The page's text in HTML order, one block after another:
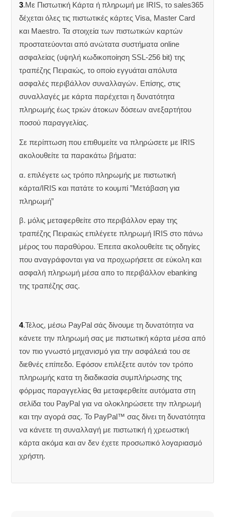
3.Με Πιστωτική Κάρτα ή πληρωμή με IRIS, το sales365
δέχεται όλες τις πιστωτικές κάρτες Visa, Master Card
και Maestro. Τα στοιχεία των πιστωτικών καρτών
προστατεύονται από ανώτατα συστήματα online
ασφαλείας (υψηλή κωδικοποίηση SSL-256 bit) της
τραπέζης Πειραιώς, το οποίο εγγυάται απόλυτα
ασφαλές περιβάλλον συναλλαγών. Επίσης, στις
συναλλαγές με κάρτα παρέχεται η δυνατότητα
πληρωμής έως τριών άτοκων δόσεων ανεξαρτήτου
ποσού παραγγελίας.
Σε περίπτωση που επιθυμείτε να πληρώσετε με IRIS
ακολουθείτε τα παρακάτω βήματα:
α. επιλέγετε ως τρόπο πληρωμής με πιστωτική
κάρτα/IRIS και πατάτε το κουμπί ”Μετάβαση για
πληρωμή”
β. μόλις μεταφερθείτε στο περιβάλλον epay της
τραπέζης Πειραιώς επιλέγετε πληρωμή IRIS στο πάνω
μέρος του παραθύρου. Έπειτα ακολουθείτε τις οδηγίες
που αναγράφονται για να προχωρήσετε σε εύκολη και
ασφαλή πληρωμή μέσα απο το περιβάλλον ebanking
της τραπέζης σας.
4.Τέλος, μέσω PayPal σάς δίνουμε τη δυνατότητα να
κάνετε την πληρωμή σας με πιστωτική κάρτα μέσα από
τον πιο γνωστό μηχανισμό για την ασφάλειά του σε
διεθνές επίπεδο. Εφόσον επιλέξετε αυτόν τον τρόπο
πληρωμής κατα τη διαδικασία συμπλήρωσης της
φόρμας παραγγελίας θα μεταφερθείτε αυτόματα στη
σελίδα του PayPal για να ολοκληρώσετε την πληρωμή
και την αγορά σας. Το PayPal™ σας δίνει τη δυνατότητα
να κάνετε τη συναλλαγή με πιστωτική ή χρεωστική
κάρτα ακόμα και αν δεν έχετε προσωπικό λογαριασμό
χρήστη.